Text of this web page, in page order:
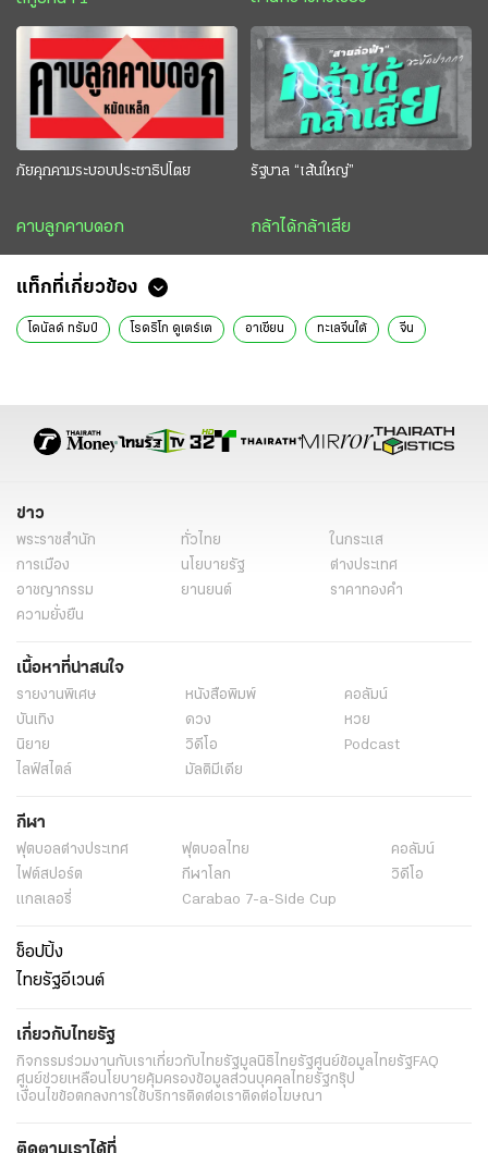
ภัยคุกคามระบอบประชาธิปไตย
คาบลูกคาบดอก
รัฐบาล “เส้นใหญ่”
กล้าได้กล้าเสีย
แท็กที่เกี่ยวข้อง
โดนัลด์ ทรัมป์ โรดริโก ดูเตร์เต อาเซียน ทะเลจีนใต้ จีน
ข่าว
พระราชสำนัก ทั่วไทย
ในกระแส
การเมือง
นโยบายรัฐ
ต่างประเทศ
อาชญากรรม
ยานยนต์
ราคาทองคำ
ความยั่งยืน
เนื้อหาที่น่าสนใจ
รายงานพิเศษ หนังสือพิมพ์
คอลัมน์
บันเทิง
ดวง
หวย
นิยาย
วิดีโอ
Podcast
ไลฟ์สไตล์
มัลติมีเดีย
กีฬา
ฟุตบอลต่่างประเทศ ฟุตบอลไทย
คอลัมน์
ไฟต์สปอร์ต
กีฬาโลก
วิดีโอ
แกลเลอรี่
Carabao 7-a-Side Cup
ช็อปปิ้ง
ไทยรัฐอีเวนต์
เกี่ยวกับไทยรัฐ
กิจกรรมร่วมงานกับเราเกี่ยวกับไทยรัฐมูลนิธิไทยรัฐศูนย์ข้อมูลไทยรัฐFAQ
ศูนย์ช่วยเหลือนโยบายคุ้มครองข้อมูลส่วนบุคคลไทยรัฐกรุ๊ป
เงื่อนไขข้อตกลงการใช้บริการติดต่อเราติดต่อโฆษณา